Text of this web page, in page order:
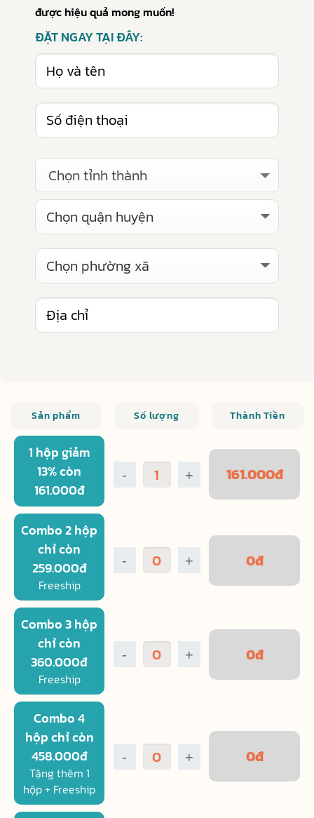
được hiệu quả mong muốn!
ĐẶT NGAY TẠI ĐÂY:
Chọn tỉnh thành
Sản phẩm Số lượng Thành Tiền
1 hộp giảm
13% còn
161.000đ
- + 161.000đ
Combo 2 hộp
chỉ còn
259.000đ
Freeship
- + 0đ
Combo 3 hộp
chỉ còn
360.000đ
Freeship
- + 0đ
Combo 4
hộp chỉ còn
458.000đ
Tặng thêm 1
hộp + Freeship
- + 0đ